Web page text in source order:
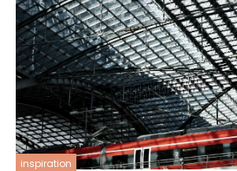
inspiration